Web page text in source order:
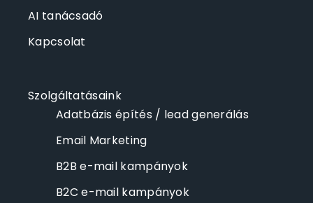
AI tanácsadó
Kapcsolat
Szolgáltatásaink
Adatbázis építés / lead generálás
Email Marketing
B2B e-mail kampányok
B2C e-mail kampányok